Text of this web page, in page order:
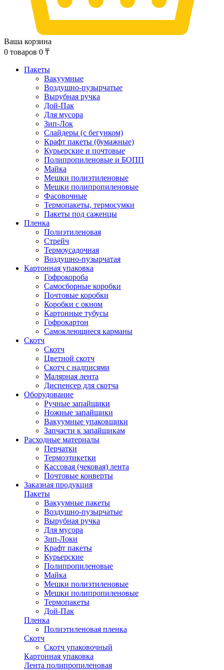
Ваша корзина
0 товаров 0 ₸
Пакеты
Вакуумные
Воздушно-пузырчатые
Вырубная ручка
Дой-Пак
Для мусора
Зип-Лок
Слайдеры (с бегунком)
Крафт пакеты (бумажные)
Курьерские и почтовые
Полипропиленовые и БОПП
Майка
Мешки полиэтиленовые
Мешки полипропиленовые
Фасовочные
Термопакеты, термосумки
Пакеты под саженцы
Пленка
Полиэтиленовая
Стрейч
Термоусадочная
Воздушно-пузырчатая
Картонная упаковка
Гофрокороба
Самосборные коробки
Почтовые коробки
Коробки с окном
Картонные тубусы
Гофрокартон
Самоклеющиеся карманы
Скотч
Скотч
Цветной скотч
Скотч с надписями
Малярная лента
Диспенсер для скотча
Оборудование
Ручные запайщики
Ножные запайщики
Вакуумные упаковщики
Запчасти к запайщикам
Расходные материалы
Перчатки
Термоэтикетки
Кассовая (чековая) лента
Почтовые конверты
Заказная продукция
Пакеты
Вакуумные пакеты
Воздушно-пузырчатые
Вырубная ручка
Для мусора
Зип-Локи
Крафт пакеты
Курьерские
Полипропиленовые
Майка
Мешки полиэтиленовые
Мешки полипропиленовые
Термопакеты
Дой-Пак
Пленка
Полиэтиленовая пленка
Скотч
Скотч упаковочный
Картонная упаковка
Лента полипропиленовая